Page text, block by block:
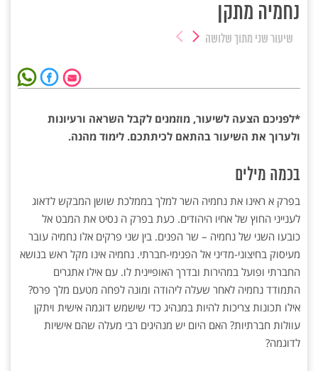
נחמיה מתקן
שיעור שני מתוך שלושה
*לפניכם הצעה לשיעור, מוזמנים לקבל השראה ורעיונות
ולערוך את השיעור בהתאם לכיתתכם. לימוד מהנה.
בכמה מילים
בפרק א ראינו את נחמיה השר למלך בממלכת שושן המבקש לדאוג
לענייני החוץ של אחיו היהודים. כעת בפרק ה נסיט את המבט אל
כובעו השני של נחמיה – שר הפנים. בין שני פרקים אלו נחמיה עובר
מעיסוק בחיצוני-מדיני אל הפנימי-חברתי. נחמיה אינו מקל ראש בנושא
החברתי ופועל במהירות ובדרך האופיינית לו. עם אילו אתגרים
התמודד נחמיה לאחר שעלה ליהודה ומונה לפחה מטעם מלך פרס?
אילו תכונות צריכות להיות במנהיג כדי שישמש דוגמה אישית ויתקן
עוולות חברתיות? האם היום יש מנהיגים רבי מעלה שהם אישיות
לדוגמה?